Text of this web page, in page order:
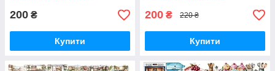
200 ₴
Купити
200 ₴ 220 ₴
Купити